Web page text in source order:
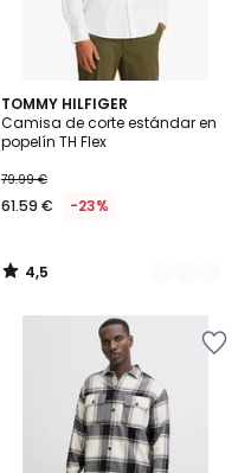
TOMMY HILFIGER
Camisa de corte estándar en
popelín TH Flex
79.99 €
61.59 € -23%
4,5
/ 5
3
Colores
4,5
/